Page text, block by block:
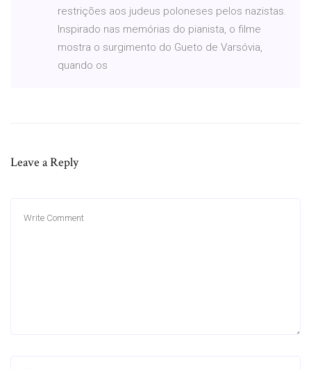
restrições aos judeus poloneses pelos nazistas.
Inspirado nas memórias do pianista, o filme
mostra o surgimento do Gueto de Varsóvia,
quando os
Leave a Reply